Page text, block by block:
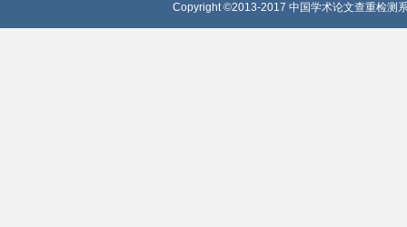
Copyright ©2013-2017 中国学术论文查重检